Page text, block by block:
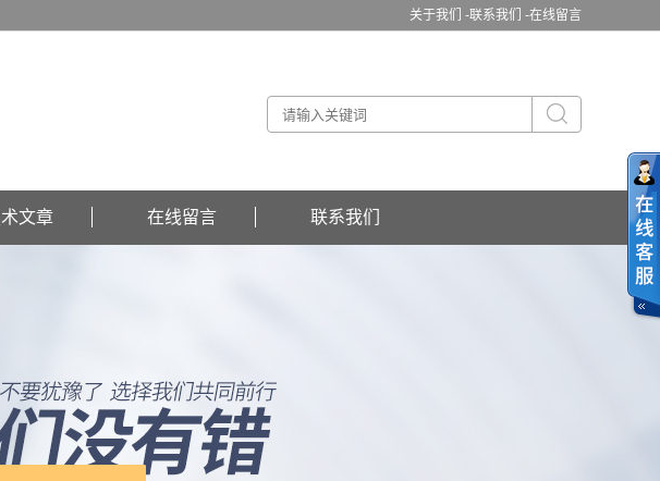
关于我们 -联系我们 -在线留言
文章 在线留言 联系我们